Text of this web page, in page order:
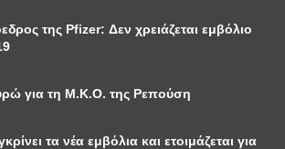
της Pfizer: Δεν χρειάζεται εμβόλιο
για τη Μ.Κ.Ο. της Ρεπούση
τα νέα εμβόλια και ετοιμάζεται για